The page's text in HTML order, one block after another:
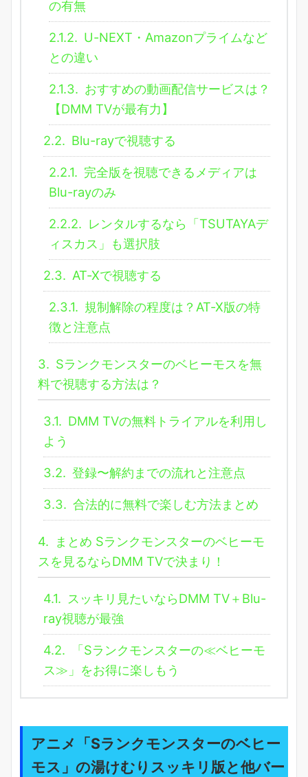
の有無
2.1.2. U-NEXT・Amazonプライムなど
との違い
2.1.3. おすすめの動画配信サービスは？
【DMM TVが最有力】
2.2. Blu-rayで視聴する
2.2.1. 完全版を視聴できるメディアは
Blu-rayのみ
2.2.2. レンタルするなら「TSUTAYAデ
ィスカス」も選択肢
2.3. AT-Xで視聴する
2.3.1. 規制解除の程度は？AT-X版の特
徴と注意点
3. Sランクモンスターのベヒーモスを無
料で視聴する方法は？
3.1. DMM TVの無料トライアルを利用し
よう
3.2. 登録〜解約までの流れと注意点
3.3. 合法的に無料で楽しむ方法まとめ
4.
まとめ Sランクモンスターのベヒーモ
スを見るならDMM TVで決まり！
4.1. スッキリ見たいならDMM TV＋Blu-
ray視聴が最強
4.2.
「Sランクモンスターの≪ベヒーモ
ス≫」をお得に楽しもう
アニメ「Sランクモンスターのベヒー
モス」の湯けむりスッキリ版と他バー